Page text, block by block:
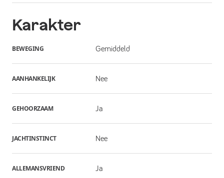
Karakter
BEWEGING Gemiddeld
AANHANKELIJK Nee
GEHOORZAAM Ja
JACHTINSTINCT Nee
ALLEMANSVRIEND Ja